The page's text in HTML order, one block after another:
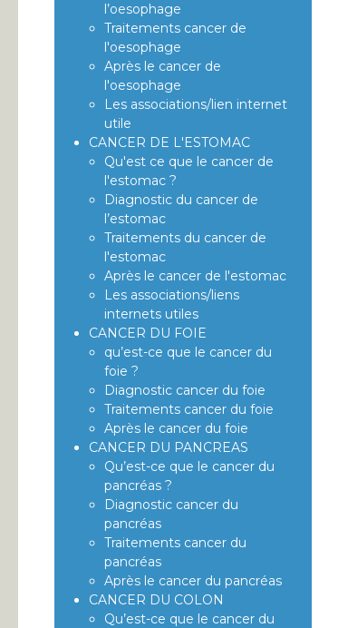
l’oesophage
Traitements cancer de
l'oesophage
Après le cancer de
l'oesophage
Les associations/lien internet
utile
CANCER DE L'ESTOMAC
Qu'est ce que le cancer de
l'estomac ?
Diagnostic du cancer de
l’estomac
Traitements du cancer de
l'estomac
Après le cancer de l'estomac
Les associations/liens
internets utiles
CANCER DU FOIE
qu’est-ce que le cancer du
foie ?
Diagnostic cancer du foie
Traitements cancer du foie
Après le cancer du foie
CANCER DU PANCREAS
Qu’est-ce que le cancer du
pancréas ?
Diagnostic cancer du
pancréas
Traitements cancer du
pancréas
Après le cancer du pancréas
CANCER DU COLON
Qu’est-ce que le cancer du